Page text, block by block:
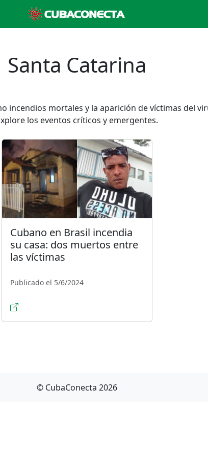
Santa Catarina
incendios mortales y la aparición de víctimas del
los eventos críticos y emergentes.
Cubano en Brasil incendia
su casa: dos muertos entre
las víctimas
Publicado el 5/6/2024
© CubaConecta 2026